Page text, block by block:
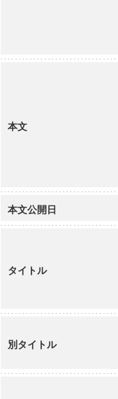
ント研究科
本文
本文公開日
タイトル
別タイトル